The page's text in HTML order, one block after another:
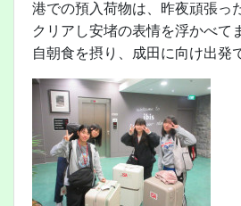
港での預入荷物は、昨夜頑張っ
クリアし安堵の表情を浮かべて
自朝食を摂り、成田に向け出発